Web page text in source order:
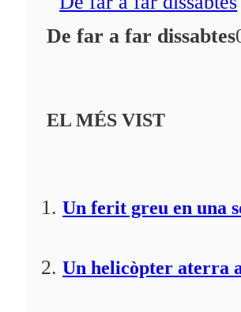
Programació
Qui som?
De far a far dissabtes
EL MÉS VIST
Un ferit greu en una
Un helicòpter aterra